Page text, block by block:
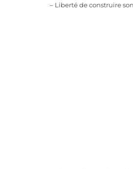
– Liberté de construire